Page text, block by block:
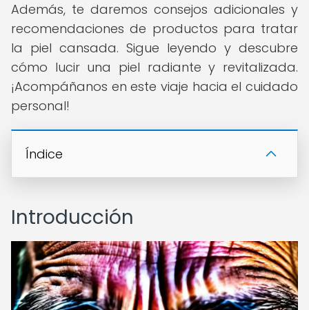
Además, te daremos consejos adicionales y
recomendaciones de productos para tratar
la piel cansada. Sigue leyendo y descubre
cómo lucir una piel radiante y revitalizada.
¡Acompáñanos en este viaje hacia el cuidado
personal!
Índice
Introducción